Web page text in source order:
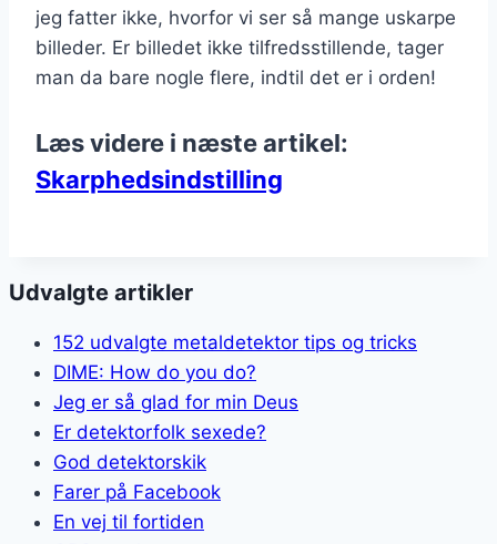
jeg fatter ikke, hvorfor vi ser så mange uskarpe
billeder. Er billedet ikke tilfredsstillende, tager
man da bare nogle flere, indtil det er i orden!
Læs videre i næste artikel:
Skarphedsindstilling
Udvalgte artikler
152 udvalgte metaldetektor tips og tricks
DIME: How do you do?
Jeg er så glad for min Deus
Er detektorfolk sexede?
God detektorskik
Farer på Facebook
En vej til fortiden